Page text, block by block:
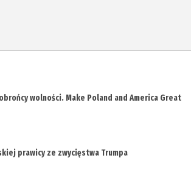
wolności. Make Poland and America Great
prawicy ze zwycięstwa Trumpa